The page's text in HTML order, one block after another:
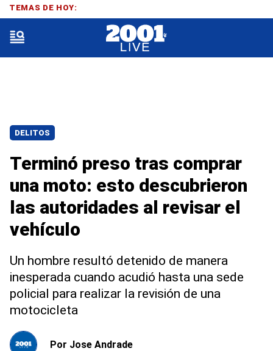
DELITOS
Terminó preso tras comprar
una moto: esto descubrieron
las autoridades al revisar el
vehículo
Un hombre resultó detenido de manera
inesperada cuando acudió hasta una sede
policial para realizar la revisión de una
motocicleta
Por Jose Andrade
TEMAS DE HOY: